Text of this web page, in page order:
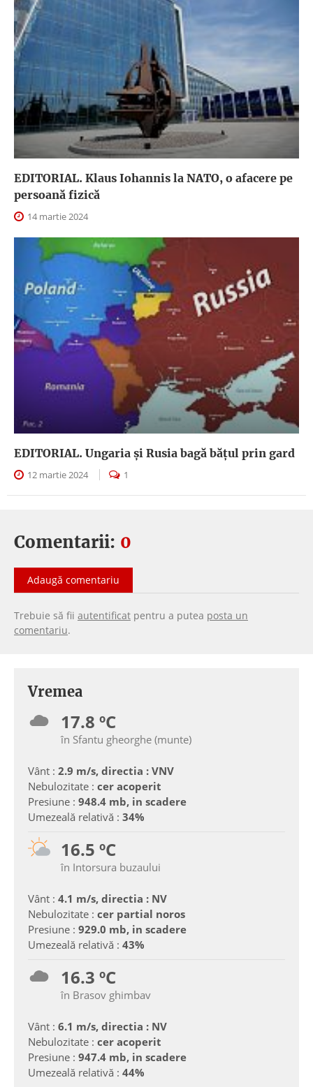
EDITORIAL. Klaus Iohannis la NATO, o afacere pe
persoană fizică
14 martie 2024
EDITORIAL. Ungaria şi Rusia bagă băţul prin gard
12 martie 2024 1
Comentarii: 0
Adaugă comentariu
Trebuie să fii autentificat pentru a putea posta un
comentariu.
Vremea
17.8 ºC
în Sfantu gheorghe (munte)
Vânt : 2.9 m/s, directia : VNV
Nebulozitate : cer acoperit
Presiune : 948.4 mb, in scadere
Umezeală relativă : 34%
16.5 ºC
în Intorsura buzaului
Vânt : 4.1 m/s, directia : NV
Nebulozitate : cer partial noros
Presiune : 929.0 mb, in scadere
Umezeală relativă : 43%
16.3 ºC
în Brasov ghimbav
Vânt : 6.1 m/s, directia : NV
Nebulozitate : cer acoperit
Presiune : 947.4 mb, in scadere
Umezeală relativă : 44%